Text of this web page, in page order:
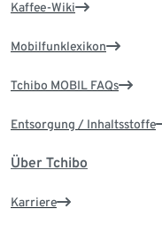
Kaffee-Wiki
Mobilfunklexikon
Tchibo MOBIL FAQs
Entsorgung / Inhaltsstoffe
Über Tchibo
Karriere